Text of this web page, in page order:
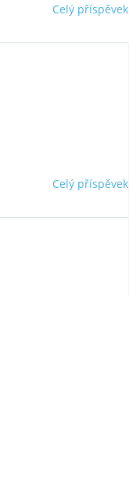
Celý příspěvek
Celý příspěvek